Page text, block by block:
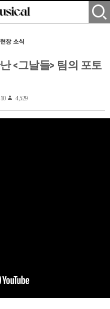
<그날들> 팀의 포토
4,529